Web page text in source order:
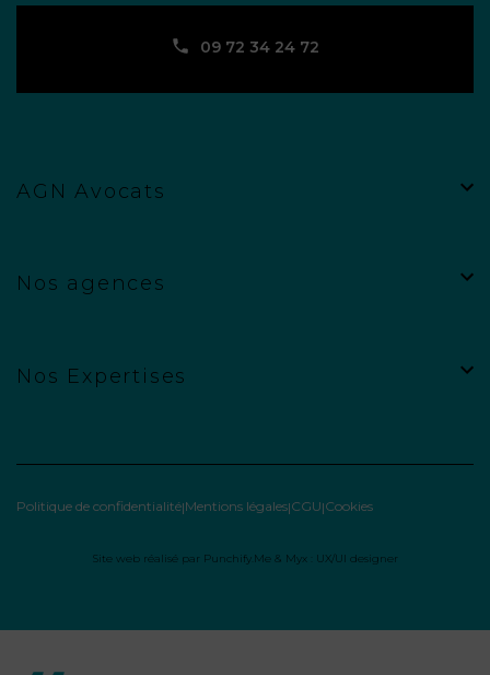
09 72 34 24 72
AGN Avocats
Nos agences
Nos Expertises
Politique de confidentialité Mentions légales CGU Cookies
Site web réalisé par Punchify.Me & Myx : UX/UI designer